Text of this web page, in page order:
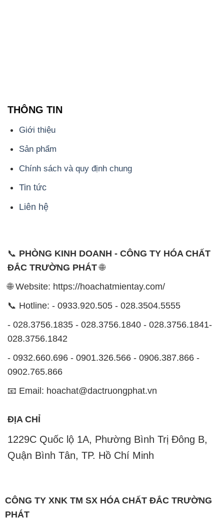
THÔNG TIN
Giới thiệu
Sản phẩm
Chính sách và quy định chung
Tin tức
Liên hệ
📞 PHÒNG KINH DOANH - CÔNG TY HÓA CHẤT
ĐẮC TRƯỜNG PHÁT🌐
🌐 Website: https://hoachatmientay.com/
📞 Hotline: - 0933.920.505 - 028.3504.5555
- 028.3756.1835 - 028.3756.1840 - 028.3756.1841-
028.3756.1842
- 0932.660.696 - 0901.326.566 - 0906.387.866 -
0902.765.866
📧 Email: hoachat@dactruongphat.vn
ĐỊA CHỈ
1229C Quốc lộ 1A, Phường Bình Trị Đông B,
Quận Bình Tân, TP. Hồ Chí Minh
CÔNG TY XNK TM SX HÓA CHẤT ĐẮC TRƯỜNG
PHÁT